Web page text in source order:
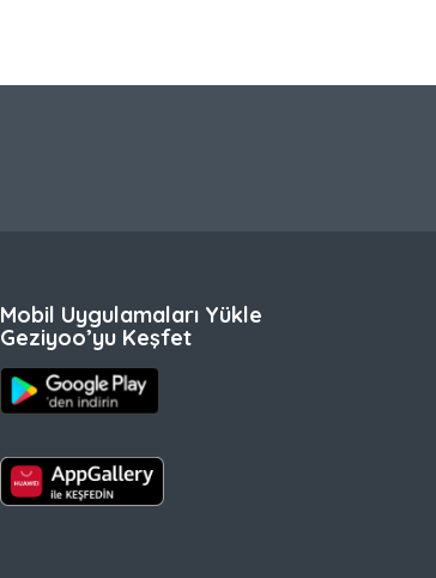
Mobil Uygulamaları Yükle
Geziyoo’yu Keşfet